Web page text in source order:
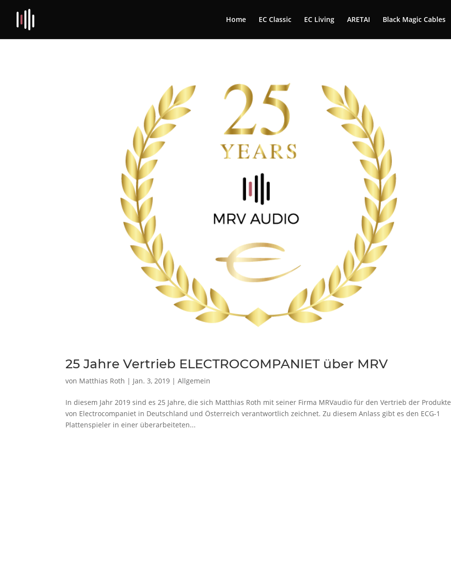
Home EC Classic EC Living ARETAI Black Magic Cables
25 Jahre Vertrieb ELECTROCOMPANIET über MRV
von Matthias Roth | Jan. 3, 2019 |Allgemein
In diesem Jahr 2019 sind es 25 Jahre, die sich Matthias Roth mit seiner Firma MRVaudio für den Vertrieb der Produkte
von Electrocompaniet in Deutschland und Österreich verantwortlich zeichnet. Zu diesem Anlass gibt es den ECG-1
Plattenspieler in einer überarbeiteten...